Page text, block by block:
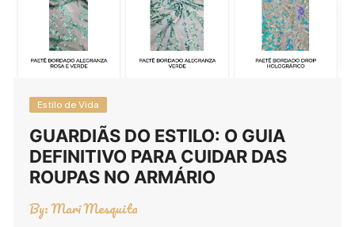
Estilo de Vida
GUARDIÃS DO ESTILO: O GUIA
DEFINITIVO PARA CUIDAR DAS
ROUPAS NO ARMÁRIO
By:Mari Mesquita